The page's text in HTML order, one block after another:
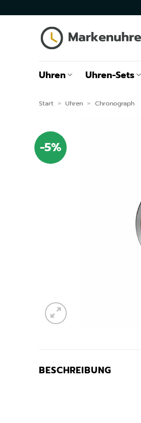
Uhren Uhren-Sets
Start » Uhren » Chronograph
-5%
BESCHREIBUNG